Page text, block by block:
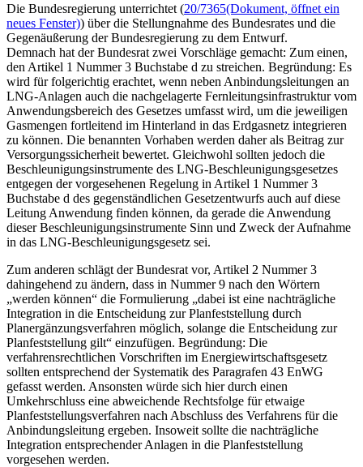
Die Bundesregierung unterrichtet (20/7365(Dokument, öffnet ein
neues Fenster)) über die Stellungnahme des Bundesrates und die
Gegenäußerung der Bundesregierung zu dem Entwurf.
Demnach hat der Bundesrat zwei Vorschläge gemacht: Zum einen,
den Artikel 1 Nummer 3 Buchstabe d zu streichen. Begründung: Es
wird für folgerichtig erachtet, wenn neben Anbindungsleitungen an
LNG-Anlagen auch die nachgelagerte Fernleitungsinfrastruktur vom
Anwendungsbereich des Gesetzes umfasst wird, um die jeweiligen
Gasmengen fortleitend im Hinterland in das Erdgasnetz integrieren
zu können. Die benannten Vorhaben werden daher als Beitrag zur
Versorgungssicherheit bewertet. Gleichwohl sollten jedoch die
Beschleunigungsinstrumente des LNG-Beschleunigungsgesetzes
entgegen der vorgesehenen Regelung in Artikel 1 Nummer 3
Buchstabe d des gegenständlichen Gesetzentwurfs auch auf diese
Leitung Anwendung finden können, da gerade die Anwendung
dieser Beschleunigungsinstrumente Sinn und Zweck der Aufnahme
in das LNG-Beschleunigungsgesetz sei.
Zum anderen schlägt der Bundesrat vor, Artikel 2 Nummer 3
dahingehend zu ändern, dass in Nummer 9 nach den Wörtern
„werden können“ die Formulierung „dabei ist eine nachträgliche
Integration in die Entscheidung zur Planfeststellung durch
Planergänzungsverfahren möglich, solange die Entscheidung zur
Planfeststellung gilt“ einzufügen. Begründung: Die
verfahrensrechtlichen Vorschriften im Energiewirtschaftsgesetz
sollten entsprechend der Systematik des Paragrafen 43 EnWG
gefasst werden. Ansonsten würde sich hier durch einen
Umkehrschluss eine abweichende Rechtsfolge für etwaige
Planfeststellungsverfahren nach Abschluss des Verfahrens für die
Anbindungsleitung ergeben. Insoweit sollte die nachträgliche
Integration entsprechender Anlagen in die Planfeststellung
vorgesehen werden.